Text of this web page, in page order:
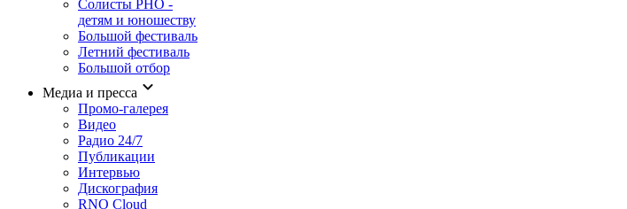
Солисты РНО -
детям и юношеству
Большой фестиваль
Летний фестиваль
Большой отбор
Медиа и пресса
Промо-галерея
Видео
Радио 24/7
Публикации
Интервью
Дискография
RNO Cloud